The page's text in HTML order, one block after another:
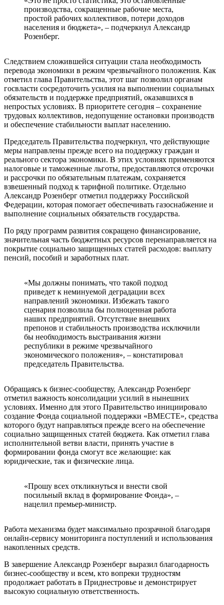
производства, сокращенные рабочие места,
простой рабочих коллективов, потери доходов
населения и бюджета», – подчеркнул Александр
Розенберг.
Следствием сложившейся ситуации стала необходимость
перевода экономики в режим чрезвычайного положения. Как
отметил глава Правительства, этот шаг позволил органам
госвласти сосредоточить усилия на выполнении социальных
обязательств и поддержке предприятий, оказавшихся в
непростых условиях. В приоритете сегодня – сохранение
трудовых коллективов, недопущение остановки производств
и обеспечение стабильности выплат населению.
Председатель Правительства подчеркнул, что действующие
меры направлены прежде всего на поддержку граждан и
реального сектора экономики. В этих условиях применяются
налоговые и таможенные льготы, предоставляются отсрочки
и рассрочки по обязательным платежам, сохраняется
взвешенный подход к тарифной политике. Отдельно
Александр Розенберг отметил поддержку Российской
Федерации, которая помогает обеспечивать газоснабжение и
выполнение социальных обязательств государства.
По ряду программ развития сокращено финансирование,
значительная часть бюджетных ресурсов перенаправляется на
покрытие социально защищенных статей расходов: выплату
пенсий, пособий и заработных плат.
«Мы должны понимать, что такой подход
приведет к неминуемой деградации всех
направлений экономики. Избежать такого
сценария позволила бы полноценная работа
наших предприятий. Отсутствие внешних
препонов и стабильность производства исключили
бы необходимость выстраивания жизни
республики в режиме чрезвычайного
экономического положения», – констатировал
председатель Правительства.
Обращаясь к бизнес-сообществу, Александр Розенберг
отметил важность консолидации усилий в нынешних
условиях. Именно для этого Правительство инициировало
создание Фонда социальной поддержки «ВМЕСТЕ», средства
которого будут направляться прежде всего на обеспечение
социально защищенных статей бюджета. Как отметил глава
исполнительной ветви власти, принять участие в
формировании фонда смогут все желающие: как
юридические, так и физические лица.
«Прошу всех откликнуться и внести свой
посильный вклад в формирование Фонда», –
нацелил премьер-министр.
Работа механизма будет максимально прозрачной благодаря
онлайн-сервису мониторинга поступлений и использования
накопленных средств.
В завершение Александр Розенберг выразил благодарность
бизнес-сообществу и всем, кто вопреки трудностям
продолжает работать в Приднестровье и демонстрирует
высокую социальную ответственность.